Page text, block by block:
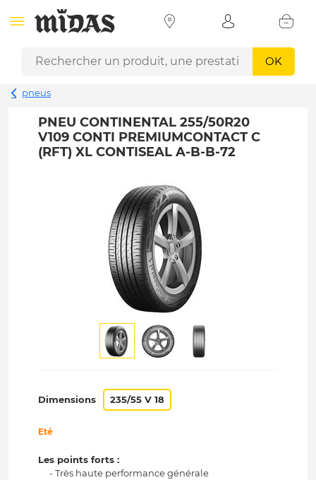
OK
pneus
PNEU CONTINENTAL 255/50R20
V109 CONTI PREMIUMCONTACT C
(RFT) XL CONTISEAL A-B-B-72
Dimensions 235/55 V 18
Eté
Les points forts :
- Très haute performance générale